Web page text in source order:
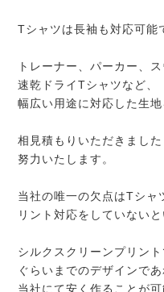
Tシャツは長袖も対応可能
トレーナー、パーカー、
速乾ドライTシャツなど、
幅広い用途に対応した生
相見積もりいただきまし
努力いたします。
当社の唯一の欠点はTシャ
リント対応をしていないと
シルクスクリーンプリン
ぐらいまでのデザインであ
当社にて安く作ることが可